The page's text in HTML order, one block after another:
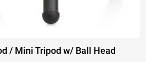
/ Mini Tripod w/ Ball Head